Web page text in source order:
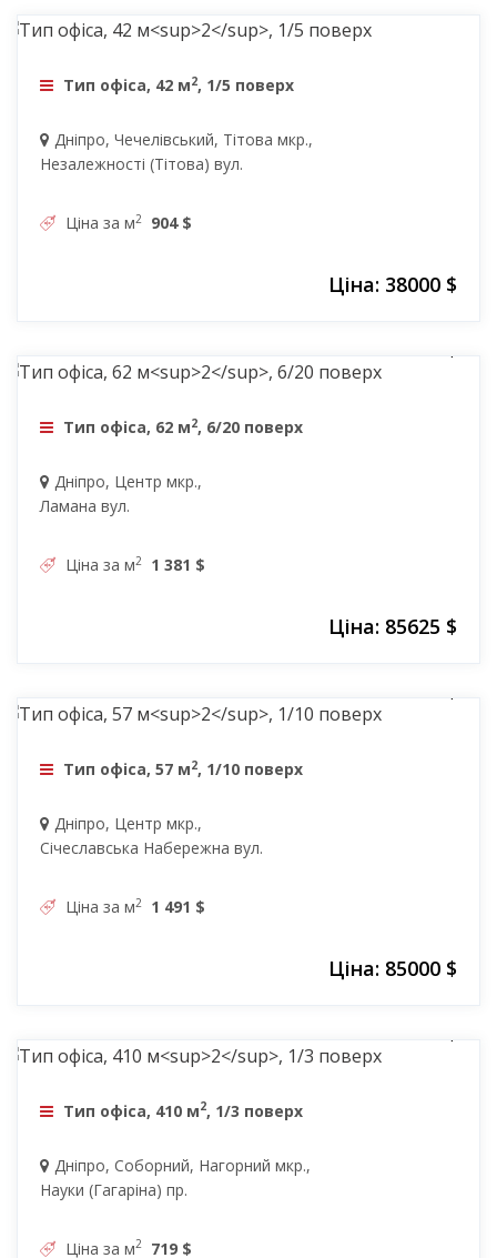
Ціна: 38000 $
Тип офіса, 42 м2, 1/5 поверх
Дніпро, Чечелівський, Тітова мкр.,
Незалежності (Тітова) вул.
Ціна за м2 904 $
Ціна: 85625 $
Тип офіса, 62 м2, 6/20 поверх
Дніпро, Центр мкр.,
Ламана вул.
Ціна за м2 1 381 $
Ціна: 85000 $
Тип офіса, 57 м2, 1/10 поверх
Дніпро, Центр мкр.,
Січеславська Набережна вул.
Ціна за м2 1 491 $
Тип офіса, 410 м2, 1/3 поверх
Дніпро, Соборний, Нагорний мкр.,
Науки (Гагаріна) пр.
Ціна за м2 719 $